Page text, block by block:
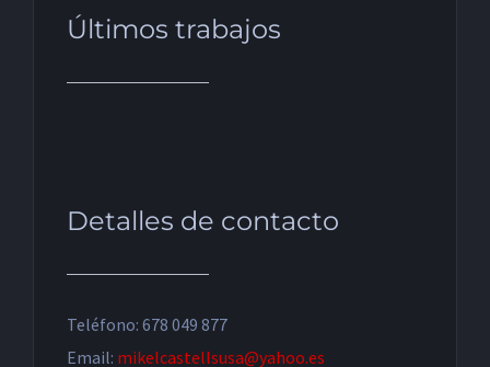
Últimos trabajos
Detalles de contacto
Teléfono: 678 049 877
Email: mikelcastellsusa@yahoo.es